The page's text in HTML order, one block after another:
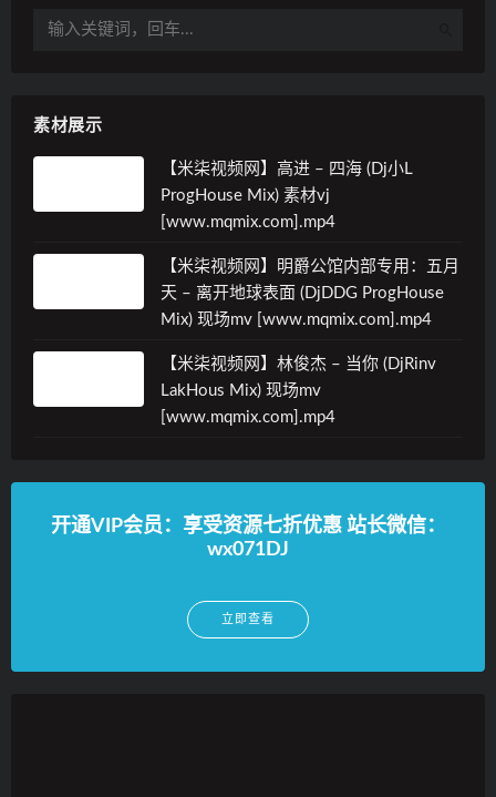
素材展示
【米柒视频网】高进 – 四海 (Dj小L
ProgHouse Mix) 素材vj
[www.mqmix.com].mp4
【米柒视频网】明爵公馆内部专用：五月
天 – 离开地球表面 (DjDDG ProgHouse
Mix) 现场mv [www.mqmix.com].mp4
【米柒视频网】林俊杰 – 当你 (DjRinv
LakHous Mix) 现场mv
[www.mqmix.com].mp4
开通VIP会员：享受资源七折优惠 站长微信：
wx071DJ
立即查看